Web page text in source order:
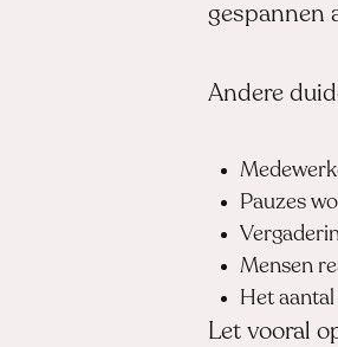
gespannen
Andere
Pauzes
Mensen
Het
Let vooral